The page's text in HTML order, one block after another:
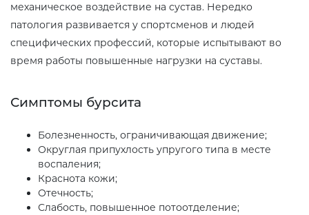
механическое воздействие на сустав. Нередко
патология развивается у спортсменов и людей
специфических профессий, которые испытывают во
время работы повышенные нагрузки на суставы.
Симптомы бурсита
Болезненность, ограничивающая движение;
Округлая припухлость упругого типа в месте
воспаления;
Краснота кожи;
Отечность;
Слабость, повышенное потоотделение;